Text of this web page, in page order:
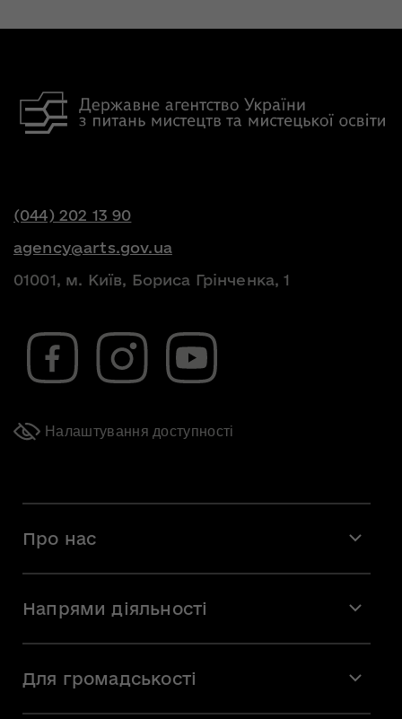
(044) 202 13 90
agency@arts.gov.ua
01001, м. Київ, Бориса Грінченка, 1
Налаштування доступності
Про нас
Команда
Вакансії
Напрями діяльності
Мистецька освіта
Для громадськості